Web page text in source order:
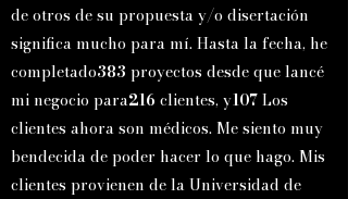
de otros de su propuesta y/o disertación
significa mucho para mí. Hasta la fecha, he
completado383 proyectos desde que lancé
mi negocio para216 clientes, y107Los
clientes ahora son médicos. Me siento muy
bendecida de poder hacer lo que hago. Mis
clientes provienen de la Universidad de